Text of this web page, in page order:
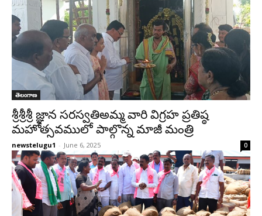
తెలంగాణ
శ్రీశ్రీశ్రీ జ్ఞాన సరస్వతిఅమ్మ వారి విగ్రహ ప్రతిష్ఠ
మహోత్సవములో పాల్గొన్న మాజీ మంత్రి
newstelugu1 - June 6, 2025 0